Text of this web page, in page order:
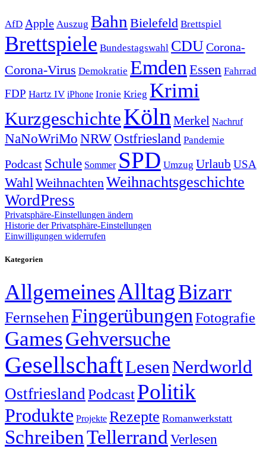
AfD Apple Auszug Bahn Bielefeld Brettspiel
Brettspiele Bundestagswahl CDUCorona-
Corona-Virus Demokratie Emden Essen Fahrrad
FDP Hartz IV iPhone Ironie Krieg Krimi
KurzgeschichteKölnMerkel Nachruf
NaNoWriMo NRWOstfriesland Pandemie
Podcast Schule Sommer SPD Umzug Urlaub USA
WahlWeihnachtenWeihnachtsgeschichte
WordPress
Privatsphäre-Einstellungen ändern
Historie der Privatsphäre-Einstellungen
Einwilligungen widerrufen
Kategorien
AllgemeinesAlltagBizarr
Fernsehen Fingerübungen Fotografie
GamesGehversuche
GesellschaftLesen Nerdworld
Ostfriesland PodcastPolitik
Produkte Projekte Rezepte Romanwerkstatt
SchreibenTellerrand Verlesen